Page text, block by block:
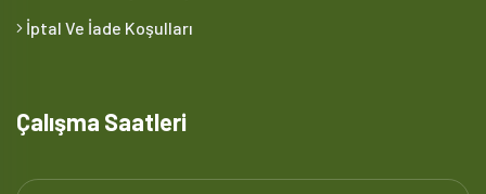
İptal Ve İade Koşulları
Çalışma Saatleri